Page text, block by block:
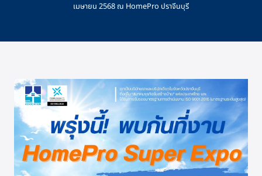
เมษายน 2568 ณ HomePro ปราจีนบุรี